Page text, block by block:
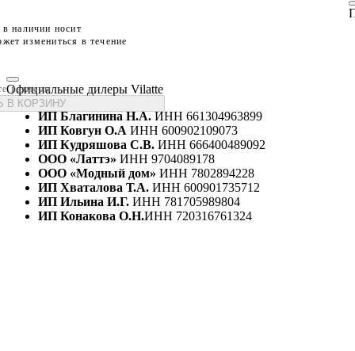
наличии носит
измениться в течение
размеры
В КОРЗИНУ
Официальные дилеры Vilatte
ИП Благинина Н.А.ИНН 661304963899
ИП Ковгун О.А ИНН 600902109073
ИП Кудряшова С.В. ИНН 666400489092
ООО «Латтэ» ИНН 9704089178
ООО «Модный дом» ИНН 7802894228
ИП Хваталова Т.А. ИНН 600901735712
ИП Ильина И.Г. ИНН 781705989804
ИП Конакова О.Н.ИНН 720316761324